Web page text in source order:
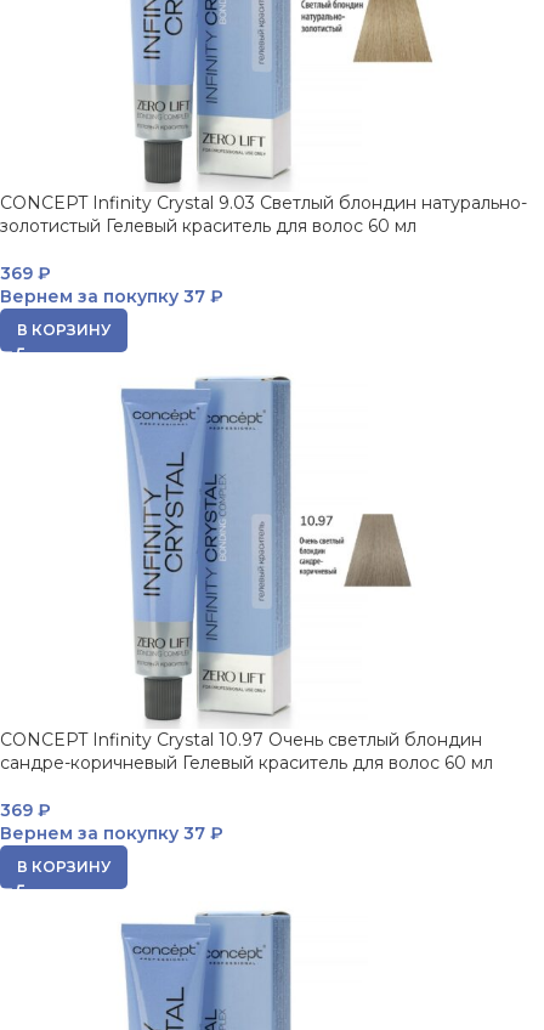
CONCEPT Infinity Crystal 9.03 Светлый блондин натурально-
золотистый Гелевый краситель для волос 60 мл
369 ₽
Вернем за покупку 37 ₽
В КОРЗИНУ
CONCEPT Infinity Crystal 10.97 Очень светлый блондин
сандре-коричневый Гелевый краситель для волос 60 мл
369 ₽
Вернем за покупку 37 ₽
В КОРЗИНУ